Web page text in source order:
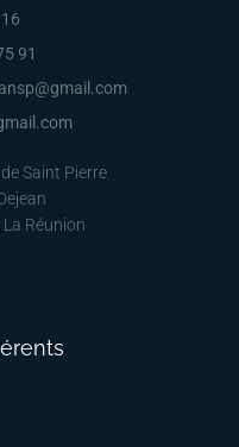
91
Saint Pierre
Réunion